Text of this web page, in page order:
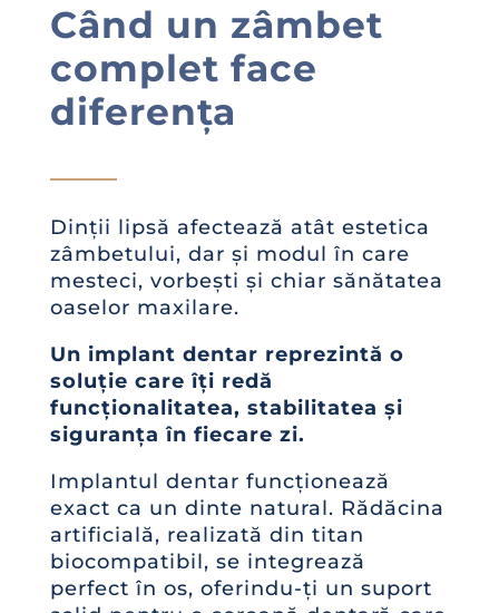
Când un zâmbet
complet face
diferența
Dinții lipsă afectează atât estetica
zâmbetului, dar și modul în care
mesteci, vorbești și chiar sănătatea
oaselor maxilare.
Un implant dentar reprezintă o
soluție care îți redă
funcționalitatea, stabilitatea și
siguranța în fiecare zi.
Implantul dentar funcționează
exact ca un dinte natural. Rădăcina
artificială, realizată din titan
biocompatibil, se integrează
perfect în os, oferindu-ți un suport